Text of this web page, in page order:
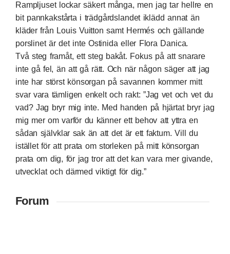
Rampljuset lockar säkert många, men jag tar hellre en
bit pannkakstårta i trädgårdslandet iklädd annat än
kläder från Louis Vuitton samt Hermés och gällande
porslinet är det inte Ostinida eller Flora Danica.
Två steg framåt, ett steg bakåt. Fokus på att snarare
inte gå fel, än att gå rätt. Och när någon säger att jag
inte har störst könsorgan på savannen kommer mitt
svar vara tämligen enkelt och rakt: ”Jag vet och vet du
vad? Jag bryr mig inte. Med handen på hjärtat bryr jag
mig mer om varför du känner ett behov att yttra en
sådan självklar sak än att det är ett faktum. Vill du
istället för att prata om storleken på mitt könsorgan
prata om dig, för jag tror att det kan vara mer givande,
utvecklat och därmed viktigt för dig.”
Forum